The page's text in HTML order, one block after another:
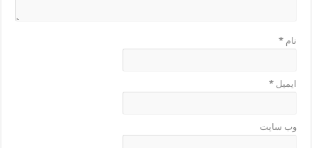
نام*
ایمیل*
وب‌ سایت